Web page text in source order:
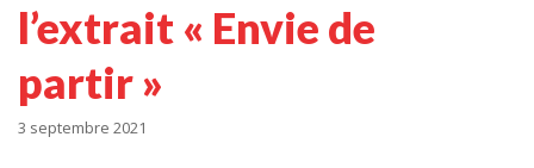
l’extrait « Envie de
partir »
3 septembre 2021